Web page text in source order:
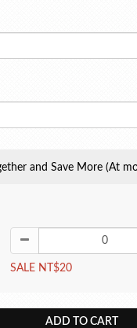
and Save More (At
SALE NT$20
ADD TO CART